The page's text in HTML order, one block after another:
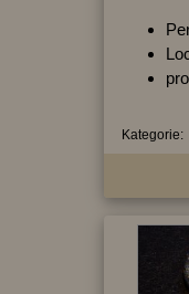
Kategorie: